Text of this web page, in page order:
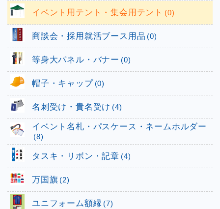
イベント用テント・集会用テント (0)
商談会・採用就活ブース用品 (0)
等身大パネル・バナー (0)
帽子・キャップ (0)
名刺受け・貴名受け (4)
イベント名札・パスケース・ネームホルダー
(8)
タスキ・リボン・記章 (4)
万国旗 (2)
ユニフォーム額縁 (7)